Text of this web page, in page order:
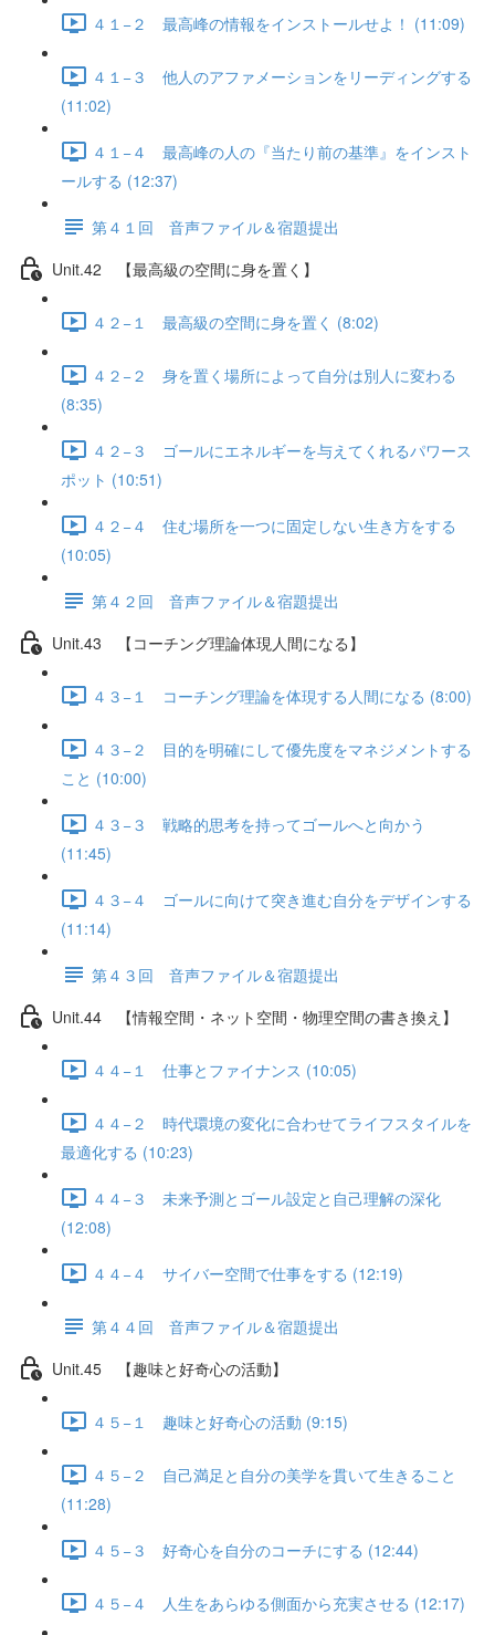
４１−２ 最高峰の情報をインストールせよ！ (11:09)
４１−３ 他人のアファメーションをリーディングする
(11:02)
４１−４ 最高峰の人の『当たり前の基準』をインスト
ールする (12:37)
第４１回 音声ファイル＆宿題提出
Unit.42 【最高級の空間に身を置く】
４２−１ 最高級の空間に身を置く (8:02)
４２−２ 身を置く場所によって自分は別人に変わる
(8:35)
４２−３ ゴールにエネルギーを与えてくれるパワース
ポット (10:51)
４２−４ 住む場所を一つに固定しない生き方をする
(10:05)
第４２回 音声ファイル＆宿題提出
Unit.43 【コーチング理論体現人間になる】
４３−１ コーチング理論を体現する人間になる (8:00)
４３−２ 目的を明確にして優先度をマネジメントする
こと (10:00)
４３−３ 戦略的思考を持ってゴールへと向かう
(11:45)
４３−４ ゴールに向けて突き進む自分をデザインする
(11:14)
第４３回 音声ファイル＆宿題提出
Unit.44 【情報空間・ネット空間・物理空間の書き換え】
４４−１ 仕事とファイナンス (10:05)
４４−２ 時代環境の変化に合わせてライフスタイルを
最適化する (10:23)
４４−３ 未来予測とゴール設定と自己理解の深化
(12:08)
４４−４ サイバー空間で仕事をする (12:19)
第４４回 音声ファイル＆宿題提出
Unit.45 【趣味と好奇心の活動】
４５−１ 趣味と好奇心の活動 (9:15)
４５−２ 自己満足と自分の美学を貫いて生きること
(11:28)
４５−３ 好奇心を自分のコーチにする (12:44)
４５−４ 人生をあらゆる側面から充実させる (12:17)